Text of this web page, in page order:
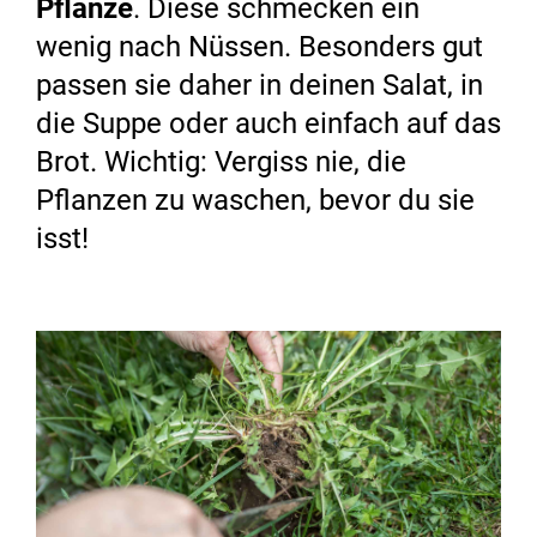
Pflanze. Diese schmecken ein
wenig nach Nüssen. Besonders gut
passen sie daher in deinen Salat, in
die Suppe oder auch einfach auf das
Brot. Wichtig: Vergiss nie, die
Pflanzen zu waschen, bevor du sie
isst!